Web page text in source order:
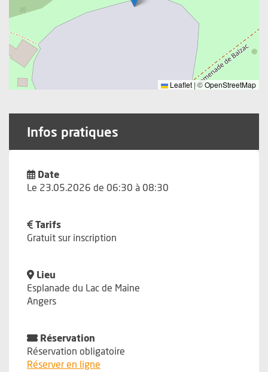
Leaflet |©OpenStreetMap
Infos pratiques
Date
Le 23.05.2026 de 06:30 à 08:30
Tarifs
Gratuit sur inscription
Lieu
Esplanade du Lac de Maine
Angers
Réservation
Réservation obligatoire
Réserver en ligne